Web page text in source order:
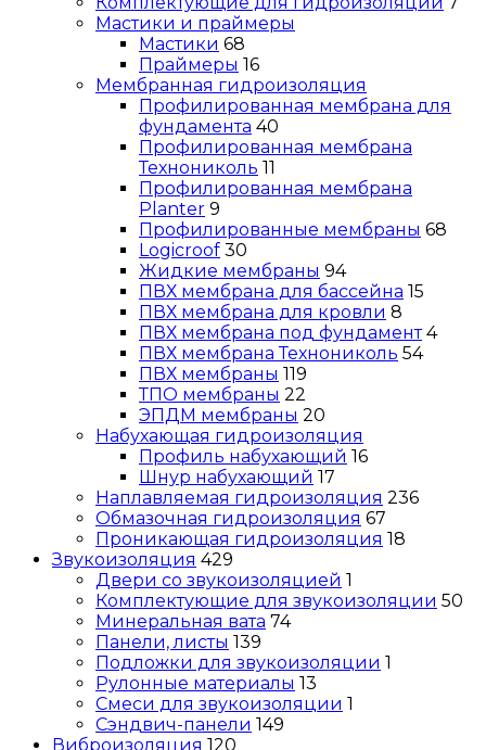
Мастики и праймеры
Мастики 68
Праймеры 16
Мембранная гидроизоляция
Профилированная мембрана для
фундамента 40
Профилированная мембрана
Технониколь 11
Профилированная мембрана
Planter 9
Профилированные мембраны 68
Logicroof 30
Жидкие мембраны 94
ПВХ мембрана для бассейна 15
ПВХ мембрана для кровли 8
ПВХ мембрана под фундамент 4
ПВХ мембрана Технониколь 54
ПВХ мембраны 119
ТПО мембраны 22
ЭПДМ мембраны 20
Набухающая гидроизоляция
Профиль набухающий 16
Шнур набухающий 17
Наплавляемая гидроизоляция 236
Обмазочная гидроизоляция 67
Проникающая гидроизоляция 18
Звукоизоляция 429
Двери со звукоизоляцией 1
Комплектующие для звукоизоляции 50
Минеральная вата 74
Панели, листы 139
Подложки для звукоизоляции 1
Рулонные материалы 13
Смеси для звукоизоляции 1
Сэндвич-панели 149
Виброизоляция 120